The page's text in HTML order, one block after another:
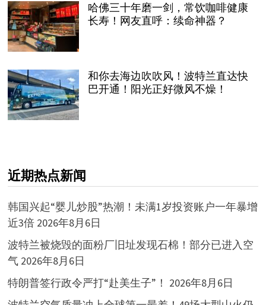
哈佛三十年磨一剑，常饮咖啡健康
长寿！网友直呼：续命神器？
和你去海边吹吹风！波特兰直达快
巴开通！阳光正好微风不燥！
近期热点新闻
韩国兴起“婴儿炒股”热潮！未满1岁投资账户一年暴增
近3倍 2026年8月6日
波特兰被烧毁的面粉厂旧址发现石棉！部分已进入空
气 2026年8月6日
特朗普签行政令严打“赴美生子”！ 2026年8月6日